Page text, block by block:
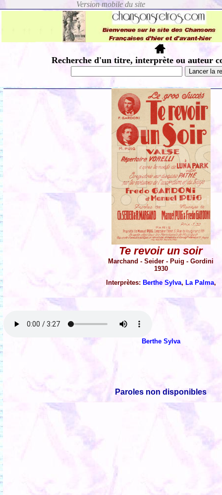
Recherche d'un titre, interprète ou auteur
Te revoir un soir
Marchand - Seider - Puig - Gordini
1930
Interprètes: Berthe Sylva, La Palma,
Berthe Sylva
Paroles non disponibles